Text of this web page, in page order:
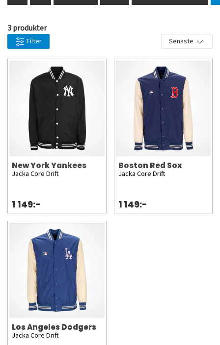
varumärken vilket borgar för hög kvalitet. Köp
MLB-keps med snabba och säkra leveranser hem
till dig som älskar sport.
3 produkter
Filter Senaste
New York Yankees
Jacka Core Drift
1 149:-
Boston Red Sox
Jacka Core Drift
1 149:-
Los Angeles Dodgers
Jacka Core Drift